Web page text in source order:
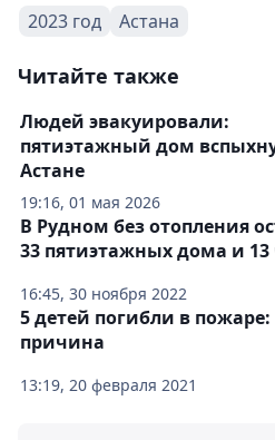
2023 год Астана
Читайте также
19:16, 01 мая 2026
Людей эвакуировали:
пятиэтажный дом
Астане
16:45, 30 ноября 2022
В Рудном без отопления
33 пятиэтажных дома и
13:19, 20 февраля 2021
5 детей погибли в
причина